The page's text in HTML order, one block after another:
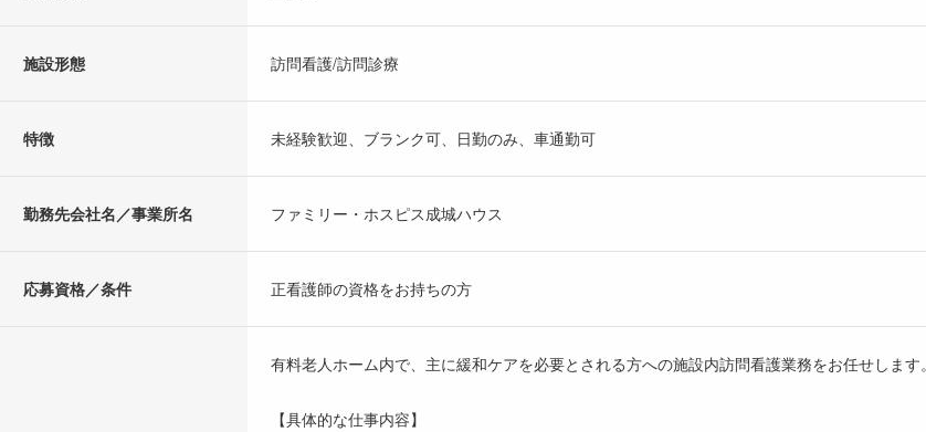
施設形態 訪問看護/訪問診療
特徴 未経験歓迎、ブランク可、日勤のみ、車通勤可
勤務先会社名／事業所名 ファミリー・ホスピス成城ハウス
応募資格／条件 正看護師の資格をお持ちの方
有料老人ホーム内で、主に緩和ケアを必要とされる方への施設内訪問看護業務をお任せします。
【具体的な仕事内容】